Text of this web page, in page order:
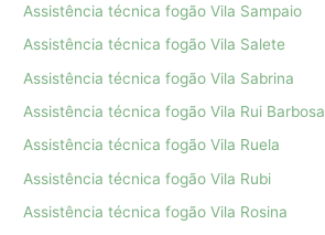
Assistência técnica fogão Vila Sampaio
Assistência técnica fogão Vila Salete
Assistência técnica fogão Vila Sabrina
Assistência técnica fogão Vila Rui Barbosa
Assistência técnica fogão Vila Ruela
Assistência técnica fogão Vila Rubi
Assistência técnica fogão Vila Rosina